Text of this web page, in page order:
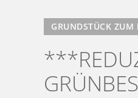
GRUNDSTÜCK ZUM